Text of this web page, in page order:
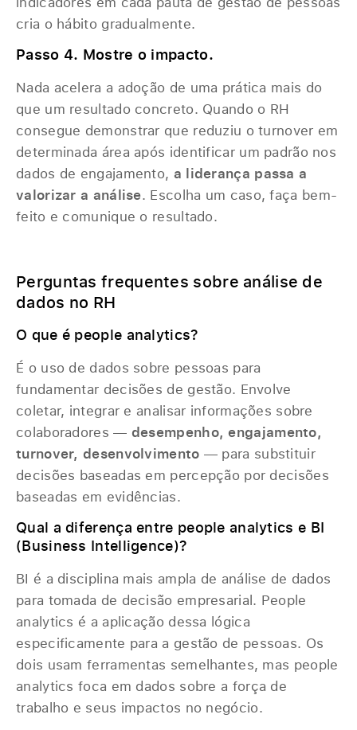
cria o hábito gradualmente.
Passo 4. Mostre o impacto.
Nada acelera a adoção de uma prática mais do
que um resultado concreto. Quando o RH
consegue demonstrar que reduziu o turnover em
determinada área após identificar um padrão nos
dados de engajamento, a liderança passa a
valorizar a análise. Escolha um caso, faça bem-
feito e comunique o resultado.
Perguntas frequentes sobre análise de
dados no RH
O que é people analytics?
É o uso de dados sobre pessoas para
fundamentar decisões de gestão. Envolve
coletar, integrar e analisar informações sobre
colaboradores — desempenho, engajamento,
turnover, desenvolvimento — para substituir
decisões baseadas em percepção por decisões
baseadas em evidências.
Qual a diferença entre people analytics e BI
(Business Intelligence)?
BI é a disciplina mais ampla de análise de dados
para tomada de decisão empresarial. People
analytics é a aplicação dessa lógica
especificamente para a gestão de pessoas. Os
dois usam ferramentas semelhantes, mas people
analytics foca em dados sobre a força de
trabalho e seus impactos no negócio.